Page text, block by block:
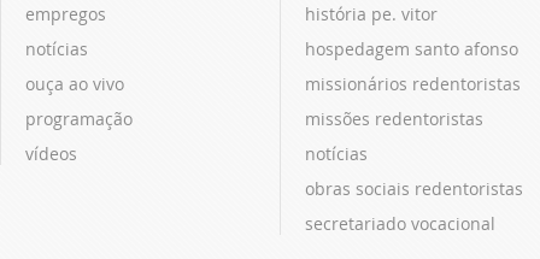
empregos
notícias
ouça ao vivo
programação
vídeos
história pe. vitor
hospedagem santo afonso
missionários redentoristas
missões redentoristas
notícias
obras sociais redentoristas
secretariado vocacional